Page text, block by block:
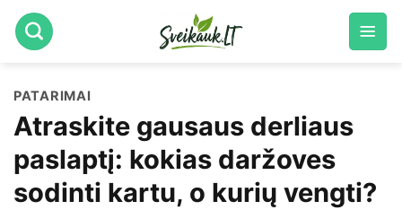
Skip
to
PATARIMAI
Atraskite gausaus derliaus
paslaptį: kokias daržoves
sodinti kartu, o kurių vengti?